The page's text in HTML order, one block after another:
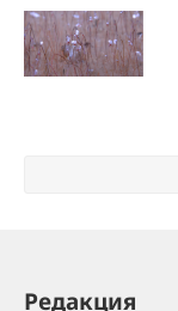
Редакция